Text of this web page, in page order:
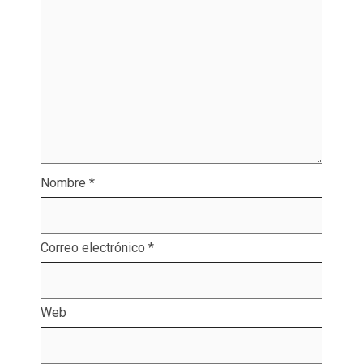
Nombre *
Correo electrónico *
Web